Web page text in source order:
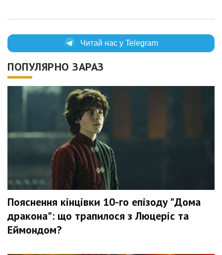
Читай нас у Telegram
ПОПУЛЯРНО ЗАРАЗ
Пояснення кінцівки 10-го епізоду "Дома
дракона": що трапилося з Люцеріс та
Еймондом?